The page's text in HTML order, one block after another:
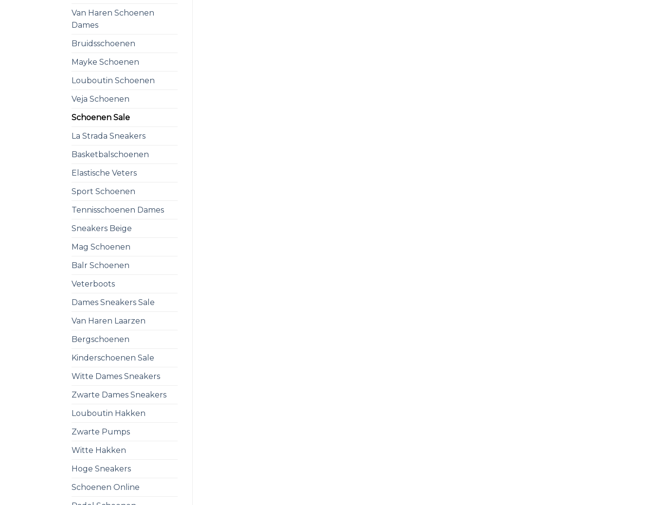
Van Haren Schoenen
Dames
Bruidsschoenen
Mayke Schoenen
Louboutin Schoenen
Veja Schoenen
Schoenen Sale
La Strada Sneakers
Basketbalschoenen
Elastische Veters
Sport Schoenen
Tennisschoenen Dames
Sneakers Beige
Mag Schoenen
Balr Schoenen
Veterboots
Dames Sneakers Sale
Van Haren Laarzen
Bergschoenen
Kinderschoenen Sale
Witte Dames Sneakers
Zwarte Dames Sneakers
Louboutin Hakken
Zwarte Pumps
Witte Hakken
Hoge Sneakers
Schoenen Online